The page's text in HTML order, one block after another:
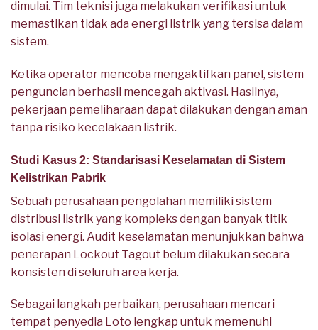
dimulai. Tim teknisi juga melakukan verifikasi untuk
memastikan tidak ada energi listrik yang tersisa dalam
sistem.
Ketika operator mencoba mengaktifkan panel, sistem
penguncian berhasil mencegah aktivasi. Hasilnya,
pekerjaan pemeliharaan dapat dilakukan dengan aman
tanpa risiko kecelakaan listrik.
Studi Kasus 2: Standarisasi Keselamatan di Sistem
Kelistrikan Pabrik
Sebuah perusahaan pengolahan memiliki sistem
distribusi listrik yang kompleks dengan banyak titik
isolasi energi. Audit keselamatan menunjukkan bahwa
penerapan Lockout Tagout belum dilakukan secara
konsisten di seluruh area kerja.
Sebagai langkah perbaikan, perusahaan mencari
tempat penyedia Loto lengkap untuk memenuhi